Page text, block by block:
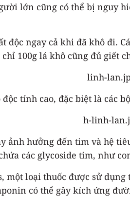
lớn cũng có thể bị nguy
ngay cả khi đã khô đi.
100g lá khô cũng đủ giết
tính cao, đặc biệt là các
ảnh hưởng đến tim và hệ
các glycoside tim, như
loại thuốc được sử
có thể gây kích ứng